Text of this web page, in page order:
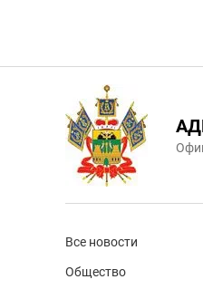
Все новости
Общество